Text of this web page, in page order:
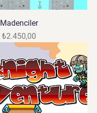
Madenciler
Fiyat
₺2.450,00